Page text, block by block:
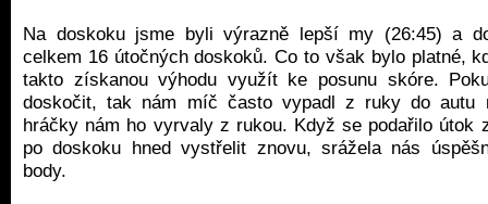
Na doskoku jsme byli výrazně lepší my (26:45) a
celkem 16 útočných doskoků. Co to však bylo platné,
takto získanou výhodu využít ke posunu skóre.
doskočit, tak nám míč často vypadl z ruky do autu
hráčky nám ho vyrvaly z rukou. Když se podařilo útok
po doskoku hned vystřelit znovu, srážela nás
body.